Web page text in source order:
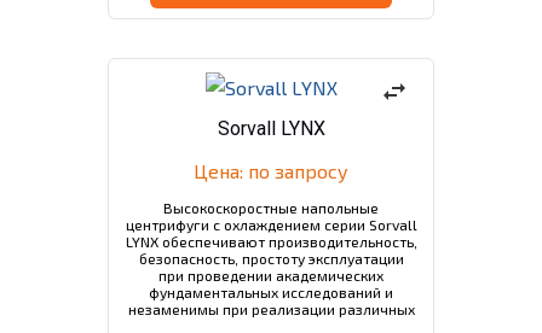
swap_horiz
Sorvall LYNX
Цена: по запросу
Высокоскоростные напольные
центрифуги с охлаждением серии Sorvall
LYNX обеспечивают производительность,
безопасность, простоту эксплуатации
при проведении академических
фундаментальных исследований и
незаменимы при реализации различных